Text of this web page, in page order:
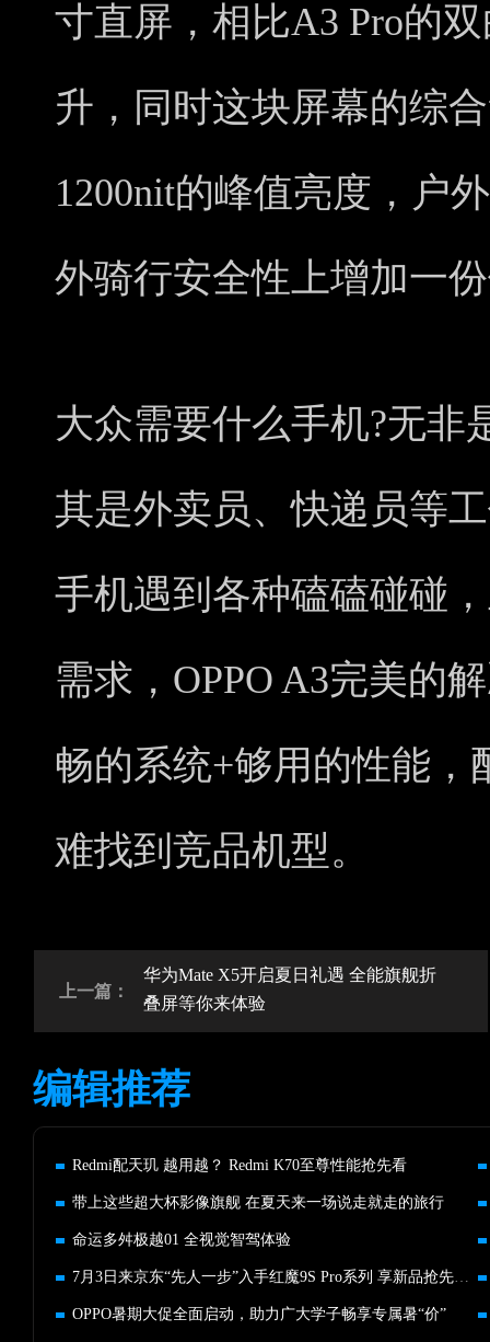
寸直屏，相比A3 Pro的
升，同时这块屏幕的综
1200nit的峰值亮度，户
外骑行安全性上增加一
大众需要什么手机?无非
其是外卖员、快递员等
手机遇到各种磕磕碰碰
需求，OPPO A3完美的
畅的系统+够用的性能
难找到竞品机型。
上一篇：
华为Mate X5开启夏日礼遇 全能旗舰折
叠屏等你来体验
编辑推荐
Redmi配天玑 越用越？ Redmi K70至尊性能抢先看
带上这些超大杯影像旗舰 在夏天来一场说走就走的旅行
命运多舛极越01 全视觉智驾体验
7月3日来京东“先人一步”入手红魔9S Pro系列 享新品抢先发货
OPPO暑期大促全面启动，助力广大学子畅享专属暑“价”